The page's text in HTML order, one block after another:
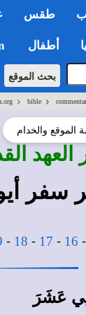
طقس
أطفال En
بحث الموقع
> bible >
الموقع والخدام
-
16
-
17
-
18
-
عَشَرَ